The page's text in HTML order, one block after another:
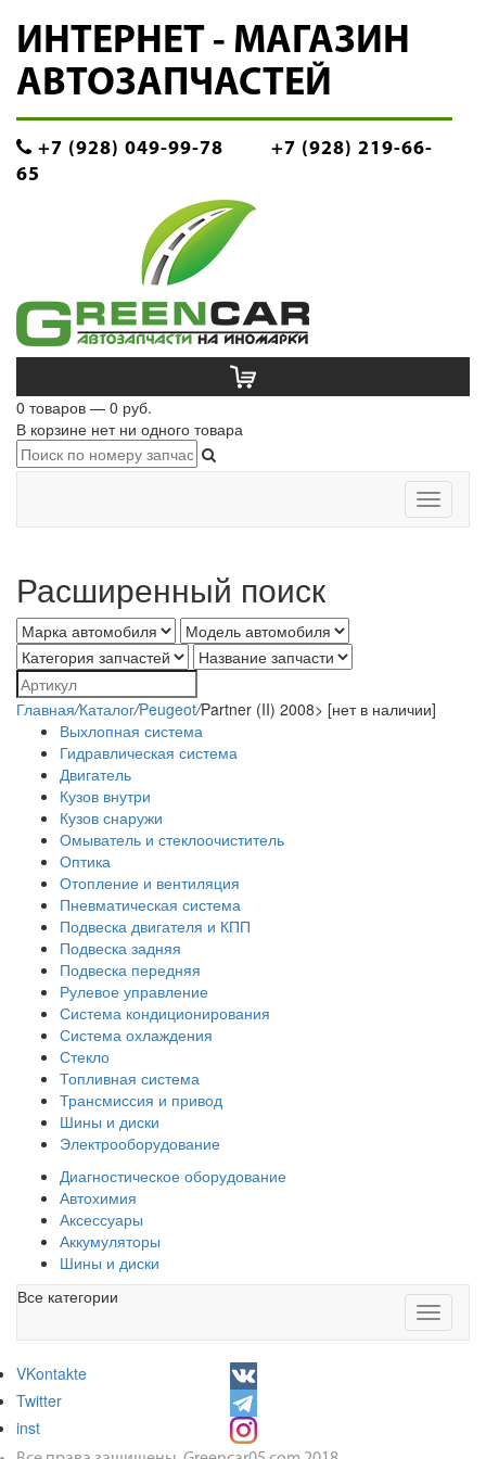
ИНТЕРНЕТ - МАГАЗИН
АВТОЗАПЧАСТЕЙ
+7 (928) 049-99-78
+7 (928) 219-66-
65
0 товаров — 0 руб.
В корзине нет ни одного товара
Toggle
Расширенный поиск
Главная/Каталог/Peugeot/Partner (II) 2008> [нет в наличии]
Выхлопная система
Гидравлическая система
Двигатель
Кузов внутри
Кузов снаружи
Омыватель и стеклоочиститель
Оптика
Отопление и вентиляция
Пневматическая система
Подвеска двигателя и КПП
Подвеска задняя
Подвеска передняя
Рулевое управление
Система кондиционирования
Система охлаждения
Стекло
Топливная система
Трансмиссия и привод
Шины и диски
Электрооборудование
Диагностическое оборудование
Автохимия
Аксессуары
Аккумуляторы
Шины и диски
Toggle
Все категории
VKontakte
Twitter
inst